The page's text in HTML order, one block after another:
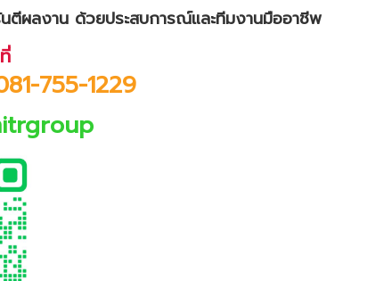
ตีผลงาน ด้วยประสบการณ์และทีมงานมืออาชีพ
755-1229